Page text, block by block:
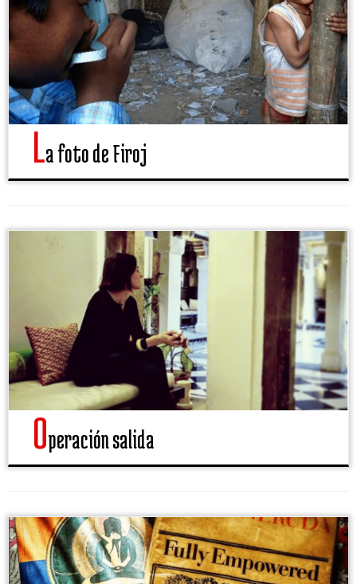
La foto de Firoj
Operación salida